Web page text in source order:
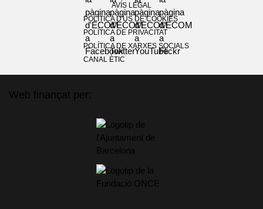
AVÍS LEGAL
POLÍTICA D'ÚS DE COOKIES
POLÍTICA DE PRIVACITAT
POLÍTICA DE XARXES SOCIALS
CANAL ÈTIC
Web finançat per: